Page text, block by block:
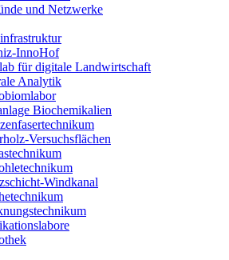
und Netzwerke
InnoHof
für digitale Landwirtschaft
Analytik
Biochemikalien
Versuchsflächen
Windkanal